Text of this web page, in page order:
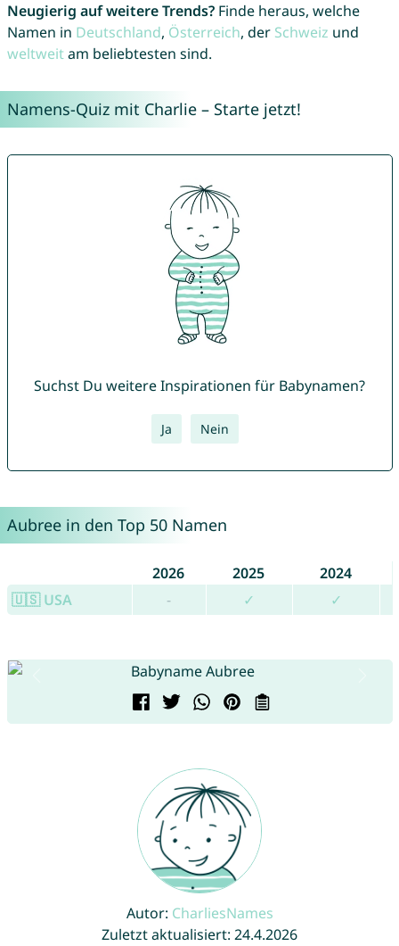
Neugierig auf weitere Trends?Finde heraus, welche
Namen in Deutschland, Österreich, der Schweiz und
weltweitam beliebtesten sind.
Namens-Quiz mit Charlie – Starte jetzt!
Suchst Du weitere Inspirationen für Babynamen?
Ja Nein
Aubree in den Top 50 Namen
2026 2025
2024
🇺🇸 USA
- ✓ ✓
Autor: CharliesNames
Zuletzt aktualisiert: 24.4.2026